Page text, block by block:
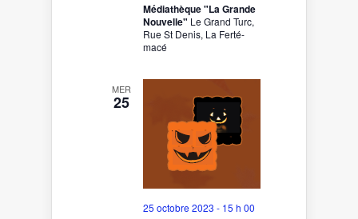
Médiathèque "La Grande
Nouvelle" Le Grand Turc,
Rue St Denis, La Ferté-
macé
MER
25
25 octobre 2023 - 15 h 00